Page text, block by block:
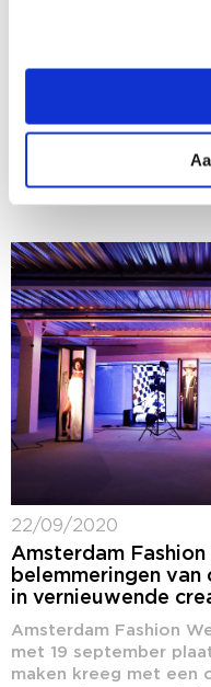
Kleur
modeconservator
Den Haag. Toen
voor dit najaar
22/09/2020
Amsterdam
belemmeringen
in vernieuwende
Amsterdam Fashion
met 19 september
maken kreeg met een